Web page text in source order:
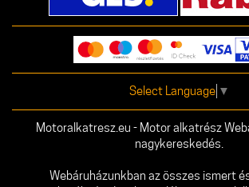
Select Language ▼
Motoralkatresz.eu - Motor alkatrész
nagykereskedés.
Webáruházunkban az összes ismert